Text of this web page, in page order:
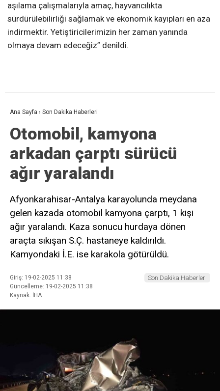
aşılama çalışmalarıyla amaç, hayvancılıkta
sürdürülebilirliği sağlamak ve ekonomik kayıpları en aza
indirmektir. Yetiştiricilerimizin her zaman yanında
olmaya devam edeceğiz” denildi.
Ana Sayfa › Son Dakika Haberleri
Otomobil, kamyona
arkadan çarptı sürücü
ağır yaralandı
Afyonkarahisar-Antalya karayolunda meydana
gelen kazada otomobil kamyona çarptı, 1 kişi
ağır yaralandı. Kaza sonucu hurdaya dönen
araçta sıkışan S.Ç. hastaneye kaldırıldı.
Kamyondaki İ.E. ise karakola götürüldü.
Giriş: 19-02-2025 11:38
Güncelleme: 19-02-2025 11:38
Kaynak: İHA
Son Dakika Haberleri